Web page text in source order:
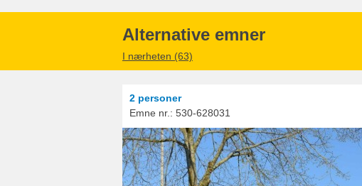
Alternative emner
I nærheten (63)
2 personer
Emne nr.: 530-628031